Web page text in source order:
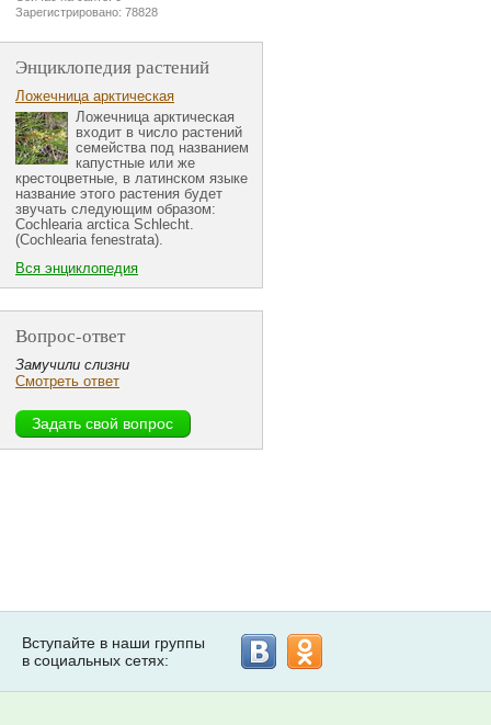
Зарегистрировано: 78828
Энциклопедия растений
Ложечница арктическая
Ложечница арктическая
входит в число растений
семейства под названием
капустные или же
крестоцветные, в латинском языке
название этого растения будет
звучать следующим образом:
Cochlearia arctica Schlecht.
(Cochlearia fenestrata).
Вся энциклопедия
Вопрос-ответ
Замучили слизни
Смотреть ответ
Вступайте в наши группы
в социальных сетях: